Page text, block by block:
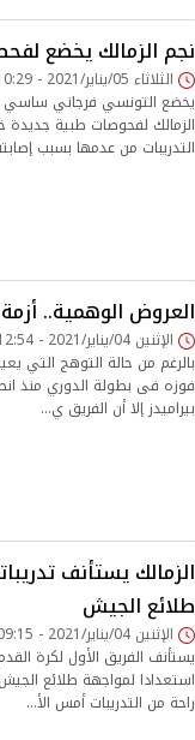
نجم الزمالك يخضع
الثلاثاء 05/يناير/2021 - 10:29 ص
يخضع التونسي فرجاني ساسي
الزمالك لفحوصات طبية
التدريبات من عدمها بسبب
العروض الوهمية..
الإثنين 04/يناير/2021 - 12:54 م
بالرغم من حالة التوهج التي
فوزه فى بطولة الدوري منذ
بيراميدز إلا أن الفريق ي…
الزمالك يستأنف
طلائع الجيش
الإثنين 04/يناير/2021 - 09:15 ص
يستأنف الفريق الأول لكرة القدم
استعدادا لمواجهة طلائع
راحة من التدريبات أمس الأ…